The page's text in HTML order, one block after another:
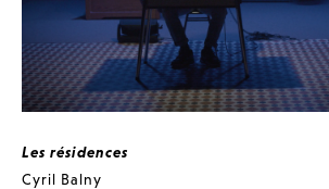
Les résidences
Cyril Balny